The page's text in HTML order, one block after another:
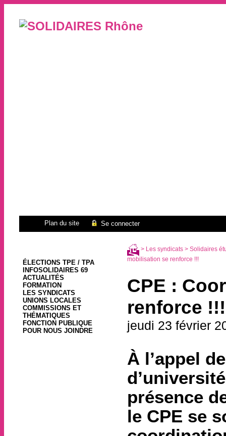
Plan du site Se connecter
ÉLECTIONS TPE / TPA
INFOSOLIDAIRES 69
ACTUALITÉS
FORMATION
LES SYNDICATS
UNIONS LOCALES
COMMISSIONS ET
THÉMATIQUES
FONCTION PUBLIQUE
POUR NOUS JOINDRE
> Les syndicats> Solidaires
mobilisation se renforce !!!
CPE :
renforce !!!
jeudi 23 février
À l’appel
présence
le CPE se